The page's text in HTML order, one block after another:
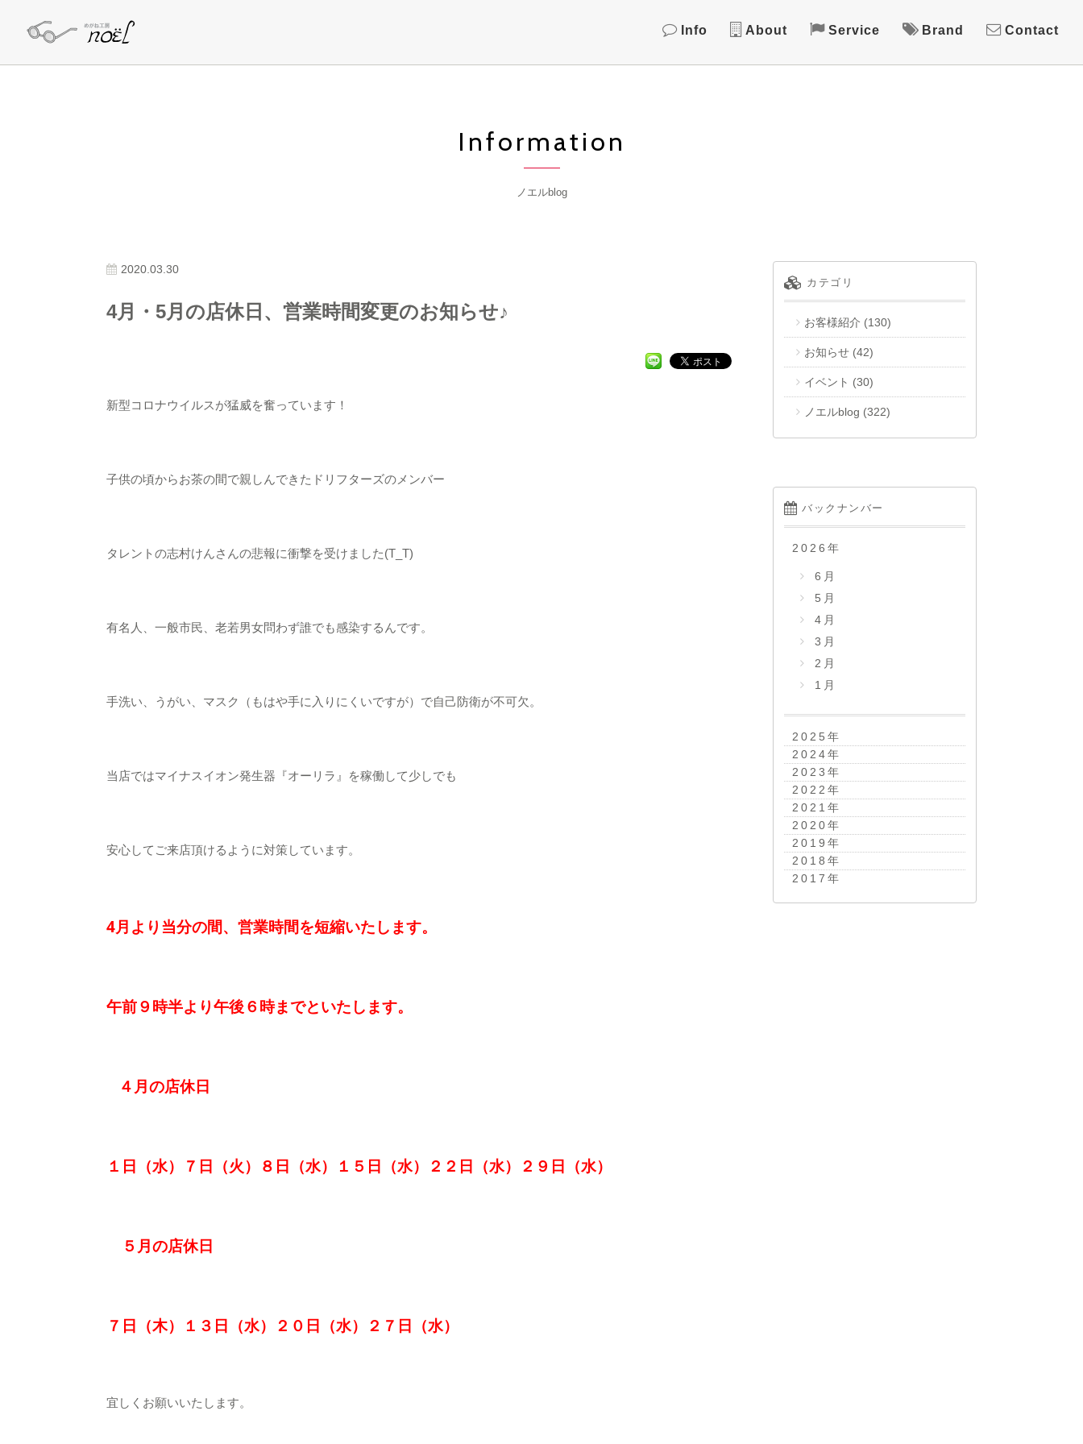
Info About Service Brand Contact
Information
ノエルblog
2020.03.30
4月・5月の店休日、営業時間変更のお知らせ♪
新型コロナウイルスが猛威を奮っています！
子供の頃からお茶の間で親しんできたドリフターズのメンバー
タレントの志村けんさんの悲報に衝撃を受けました(T_T)
有名人、一般市民、老若男女問わず誰でも感染するんです。
手洗い、うがい、マスク（もはや手に入りにくいですが）で自己防衛が不可欠。
当店ではマイナスイオン発生器『オーリラ』を稼働して少しでも
安心してご来店頂けるように対策しています。
4月より当分の間、営業時間を短縮いたします。
午前９時半より午後６時までといたします。
４月の店休日
１日（水）７日（火）８日（水）１５日（水）２２日（水）２９日（水）
５月の店休日
７日（木）１３日（水）２０日（水）２７日（水）
宜しくお願いいたします。
カテゴリ
お客様紹介 (130)
お知らせ(42)
イベント (30)
ノエルblog (322)
バックナンバー
2026 年
6月
5月
4月
3月
2月
1月
2025 年
2024年
2023 年
2022 年
2021 年
2020年
2019 年
2018 年
2017 年